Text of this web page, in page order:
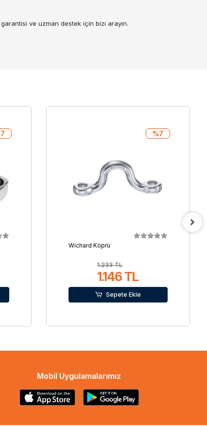
ve uzman destek için bizi arayın.
Wichard Köprü
1.233 TL
1.146 TL
%7
Sepete Ekle
Mobil Uygulamalarımız